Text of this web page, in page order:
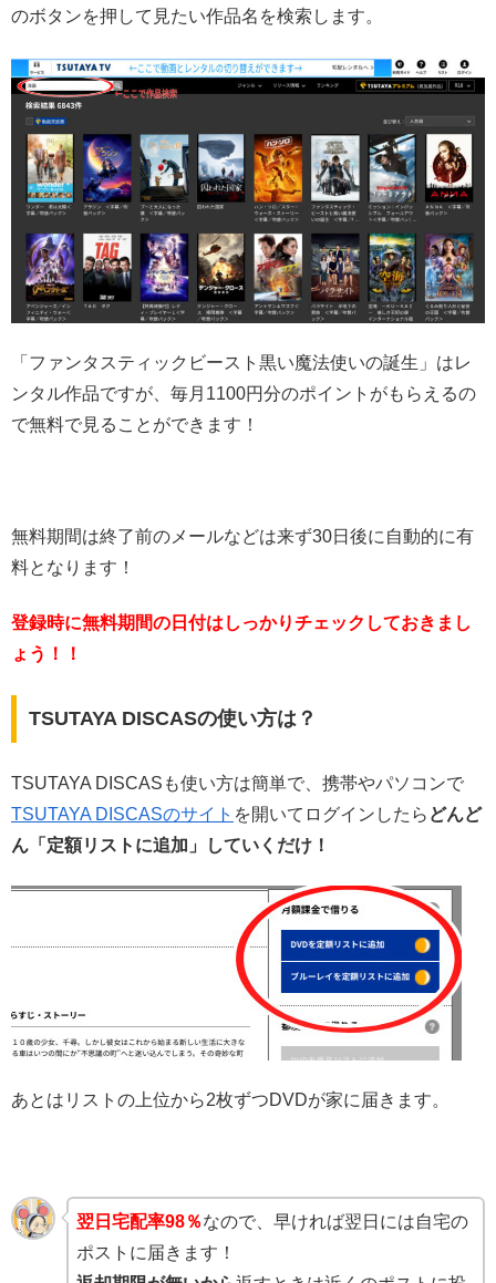
のボタンを押して見たい作品名を検索します。
「ファンタスティックビースト黒い魔法使いの誕生」はレ
ンタル作品ですが、毎月1100円分のポイントがもらえるの
で無料で見ることができます！
無料期間は終了前のメールなどは来ず30日後に自動的に有
料となります！
登録時に無料期間の日付はしっかりチェックしておきまし
ょう！！
TSUTAYA DISCASの使い方は？
TSUTAYA DISCASも使い方は簡単で、携帯やパソコンで
TSUTAYA DISCASのサイト を開いてログインしたら どんど
ん「定額リストに追加」していくだけ！
あとはリストの上位から2枚ずつDVDが家に届きます。
翌日宅配率98％なので、早ければ翌日には自宅の
ポストに届きます！